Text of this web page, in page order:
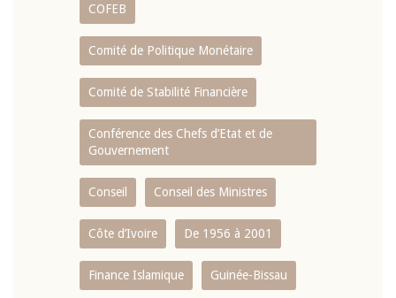
COFEB
Comité de Politique Monétaire
Comité de Stabilité Financière
Conférence des Chefs d’Etat et de
Gouvernement
Conseil Conseil des Ministres
Côte d’Ivoire De 1956 à 2001
Finance Islamique Guinée-Bissau